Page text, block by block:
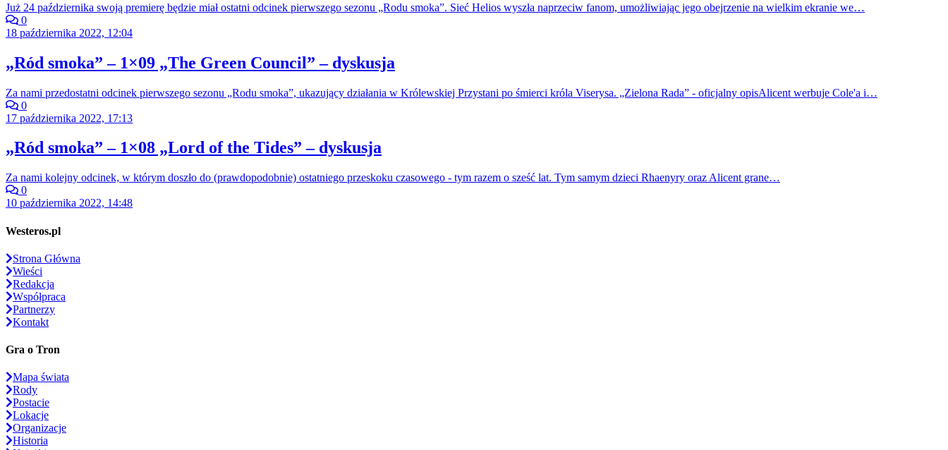
Już 24 października swoją premierę będzie miał ostatni odcinek pierwszego sezonu „Rodu smoka”. Sieć Helios wyszła naprzeciw fanom, umożliwiając jego obejrzenie na wielkim ekranie we…
0
18 października 2022, 12:04
„Ród smoka” – 1×09 „The Green Council” – dyskusja
Za nami przedostatni odcinek pierwszego sezonu „Rodu smoka”, ukazujący działania w Królewskiej Przystani po śmierci króla Viserysa. „Zielona Rada” - oficjalny opisAlicent werbuje Cole'a i…
0
17 października 2022, 17:13
„Ród smoka” – 1×08 „Lord of the Tides” – dyskusja
Za nami kolejny odcinek, w którym doszło do (prawdopodobnie) ostatniego przeskoku czasowego - tym razem o sześć lat. Tym samym dzieci Rhaenyry oraz Alicent grane…
0
10 października 2022, 14:48
Westeros.pl
Strona Główna
Wieści
Redakcja
Współpraca
Partnerzy
Kontakt
Gra o Tron
Mapa świata
Rody
Postacie
Lokacje
Organizacje
Historia